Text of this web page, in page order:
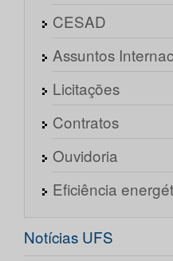
CESAD
Assuntos
Licitações
Contratos
Ouvidoria
Eficiência
Notícias UFS